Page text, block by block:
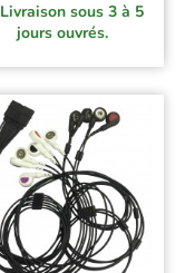
Livraison sous 3 à 5
jours ouvrés.